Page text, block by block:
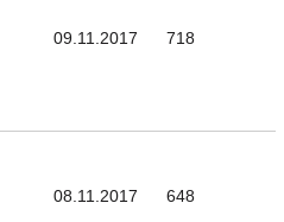
09.11.2017 718
08.11.2017 648